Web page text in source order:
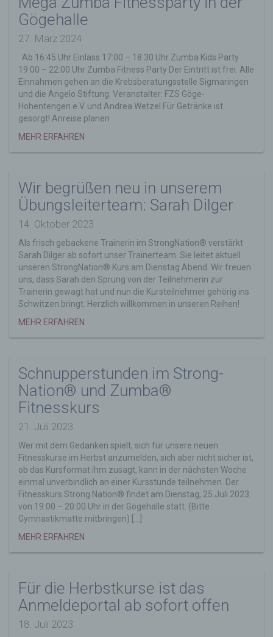
Gögehalle
27. März 2024
Ab 16:45 Uhr Einlass 17:00 – 18:30 Uhr Zumba Kids Party
19:00 – 22:00 Uhr Zumba Fitness Party Der Eintritt ist frei. Alle
Einnahmen gehen an die Krebsberatungsstelle Sigmaringen
und die Angelo Stiftung. Veranstalter: FZS Göge-
Hohentengen e.V. und Andrea Wetzel Für Getränke ist
gesorgt! Anreise planen
MEHR ERFAHREN
Wir begrüßen neu in unserem
Übungsleiterteam: Sarah Dilger
14. Oktober 2023
Als frisch gebackene Trainerin im StrongNation® verstärkt
Sarah Dilger ab sofort unser Trainerteam. Sie leitet aktuell
unseren StrongNation® Kurs am Dienstag Abend. Wir freuen
uns, dass Sarah den Sprung von der Teilnehmerin zur
Trainerin gewagt hat und nun die Kursteilnehmer gehörig ins
Schwitzen bringt. Herzlich willkommen in unseren Reihen!
MEHR ERFAHREN
Schnupperstunden im Strong-
Nation® und Zumba®
Fitnesskurs
21. Juli 2023
Wer mit dem Gedanken spielt, sich für unsere neuen
Fitnesskurse im Herbst anzumelden, sich aber nicht sicher ist,
ob das Kursformat ihm zusagt, kann in der nächsten Woche
einmal unverbindlich an einer Kursstunde teilnehmen. Der
Fitnesskurs Strong Nation® findet am Dienstag, 25.Juli 2023
von 19:00 – 20:00 Uhr in der Gögehalle statt. (Bitte
Gymnastikmatte mitbringen) […]
MEHR ERFAHREN
Für die Herbstkurse ist das
Anmeldeportal ab sofort offen
18. Juli 2023
Dritter ist eine natürliche oder juristische
Person, Behörde, Einrichtung oder andere
Stelle außer der betroffenen Person, dem
und den Personen, die unter der
unmittelbaren Verantwortung des
Verantwortlichen oder des
Auftragsverarbeiters befugt sind, die
personenbezogenen Daten zu verarbeiten.
k) Einwilligung
Einwilligung ist jede von der betroffenen
Person freiwillig für den bestimmten Fall in
einer Erklärung oder einer sonstigen
eindeutigen bestätigenden Handlung, mit der
die betroffene Person zu verstehen gibt, dass
sie mit der Verarbeitung der sie betreffenden
personenbezogenen Daten einverstanden
ist.
Name und Anschrift des für die Verarbeitung
Verantwortlichen
Verantwortlicher im Sinne der Datenschutz-
Grundverordnung, sonstiger in den Mitgliedstaaten
der Europäischen Union geltenden
Alexander Schmid
Donaublick 7
E-Mail: vorstand@fzs-goege.de
Cookies / SessionStorage / LocalStorage
Die Internetseiten verwenden teilweise so
genannte Cookies, LocalStorage und
SessionStorage. Dies dient dazu, unser Angebot
nutzerfreundlicher, effektiver und sicherer zu
machen. Local Storage und SessionStorage ist
über einen Internetbrowser auf einem
Computersystem abgelegt und gespeichert
werden. Sie können die Verwendung von Cookies,
LocalStorage und SessionStorage durch